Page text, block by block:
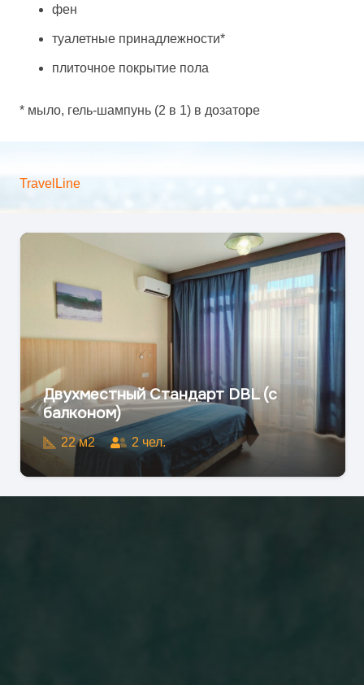
фен
туалетные принадлежности*
плиточное покрытие пола
* мыло, гель-шампунь (2 в 1) в дозаторе
TravelLine
Двухместный Стандарт DBL (с
балконом)
22м2 2 чел.